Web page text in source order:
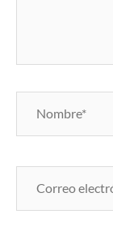
electrónico*